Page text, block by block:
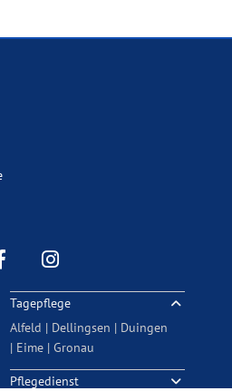
Tagepflege
Alfeld | Dellingsen | Duingen
| Eime | Gronau
Pflegedienst